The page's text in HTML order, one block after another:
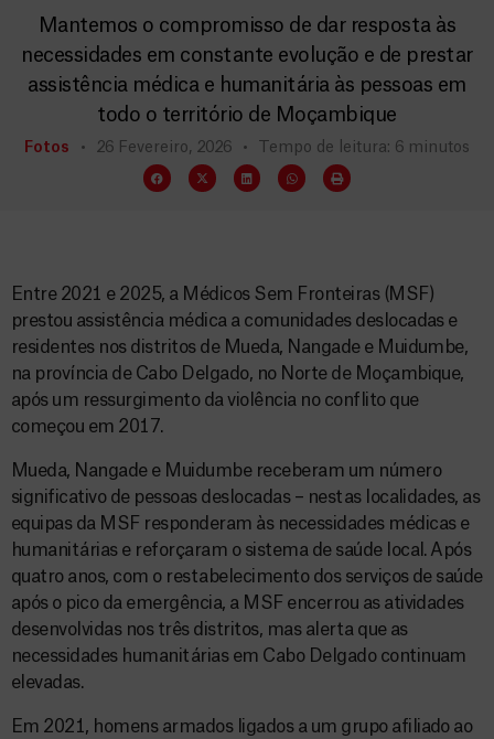
Mantemos o compromisso de dar resposta às
necessidades em constante evolução e de prestar
assistência médica e humanitária às pessoas em
todo o território de Moçambique
Fotos 26 Fevereiro, 2026 Tempo de leitura: 6 minutos
Entre 2021 e 2025, a Médicos Sem Fronteiras (MSF)
prestou assistência médica a comunidades deslocadas e
residentes nos distritos de Mueda, Nangade e Muidumbe,
na província de Cabo Delgado, no Norte de Moçambique,
após um ressurgimento da violência no conflito que
começou em 2017.
Mueda, Nangade e Muidumbe receberam um número
significativo de pessoas deslocadas – nestas localidades, as
equipas da MSF responderam às necessidades médicas e
humanitárias e reforçaram o sistema de saúde local. Após
quatro anos, com o restabelecimento dos serviços de saúde
após o pico da emergência, a MSF encerrou as atividades
desenvolvidas nos três distritos, mas alerta que as
necessidades humanitárias em Cabo Delgado continuam
elevadas.
Em 2021, homens armados ligados a um grupo afiliado ao